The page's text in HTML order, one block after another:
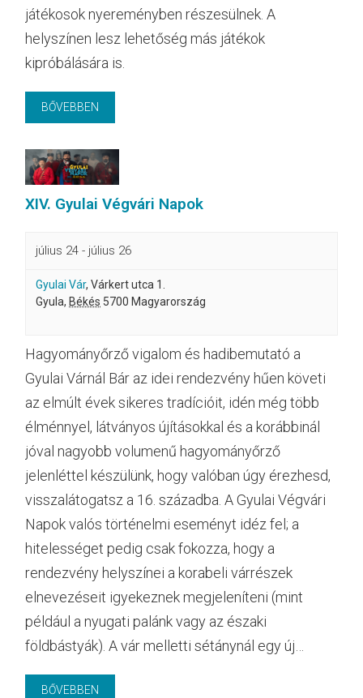
játékosok nyereményben részesülnek. A
helyszínen lesz lehetőség más játékok
kipróbálására is.
BŐVEBBEN
XIV. Gyulai Végvári Napok
július 24 - július 26
Gyulai Vár,Várkert utca 1.
Gyula, Békés 5700 Magyarország
Hagyományőrző vigalom és hadibemutató a
Gyulai Várnál Bár az idei rendezvény hűen követi
az elmúlt évek sikeres tradícióit, idén még több
élménnyel, látványos újításokkal és a korábbinál
jóval nagyobb volumenű hagyományőrző
jelenléttel készülünk, hogy valóban úgy érezhesd,
visszalátogatsz a 16. századba. A Gyulai Végvári
Napok valós történelmi eseményt idéz fel; a
hitelességet pedig csak fokozza, hogy a
rendezvény helyszínei a korabeli várrészek
elnevezéseit igyekeznek megjeleníteni (mint
például a nyugati palánk vagy az északi
földbástyák). A vár melletti sétánynál egy új…
BŐVEBBEN